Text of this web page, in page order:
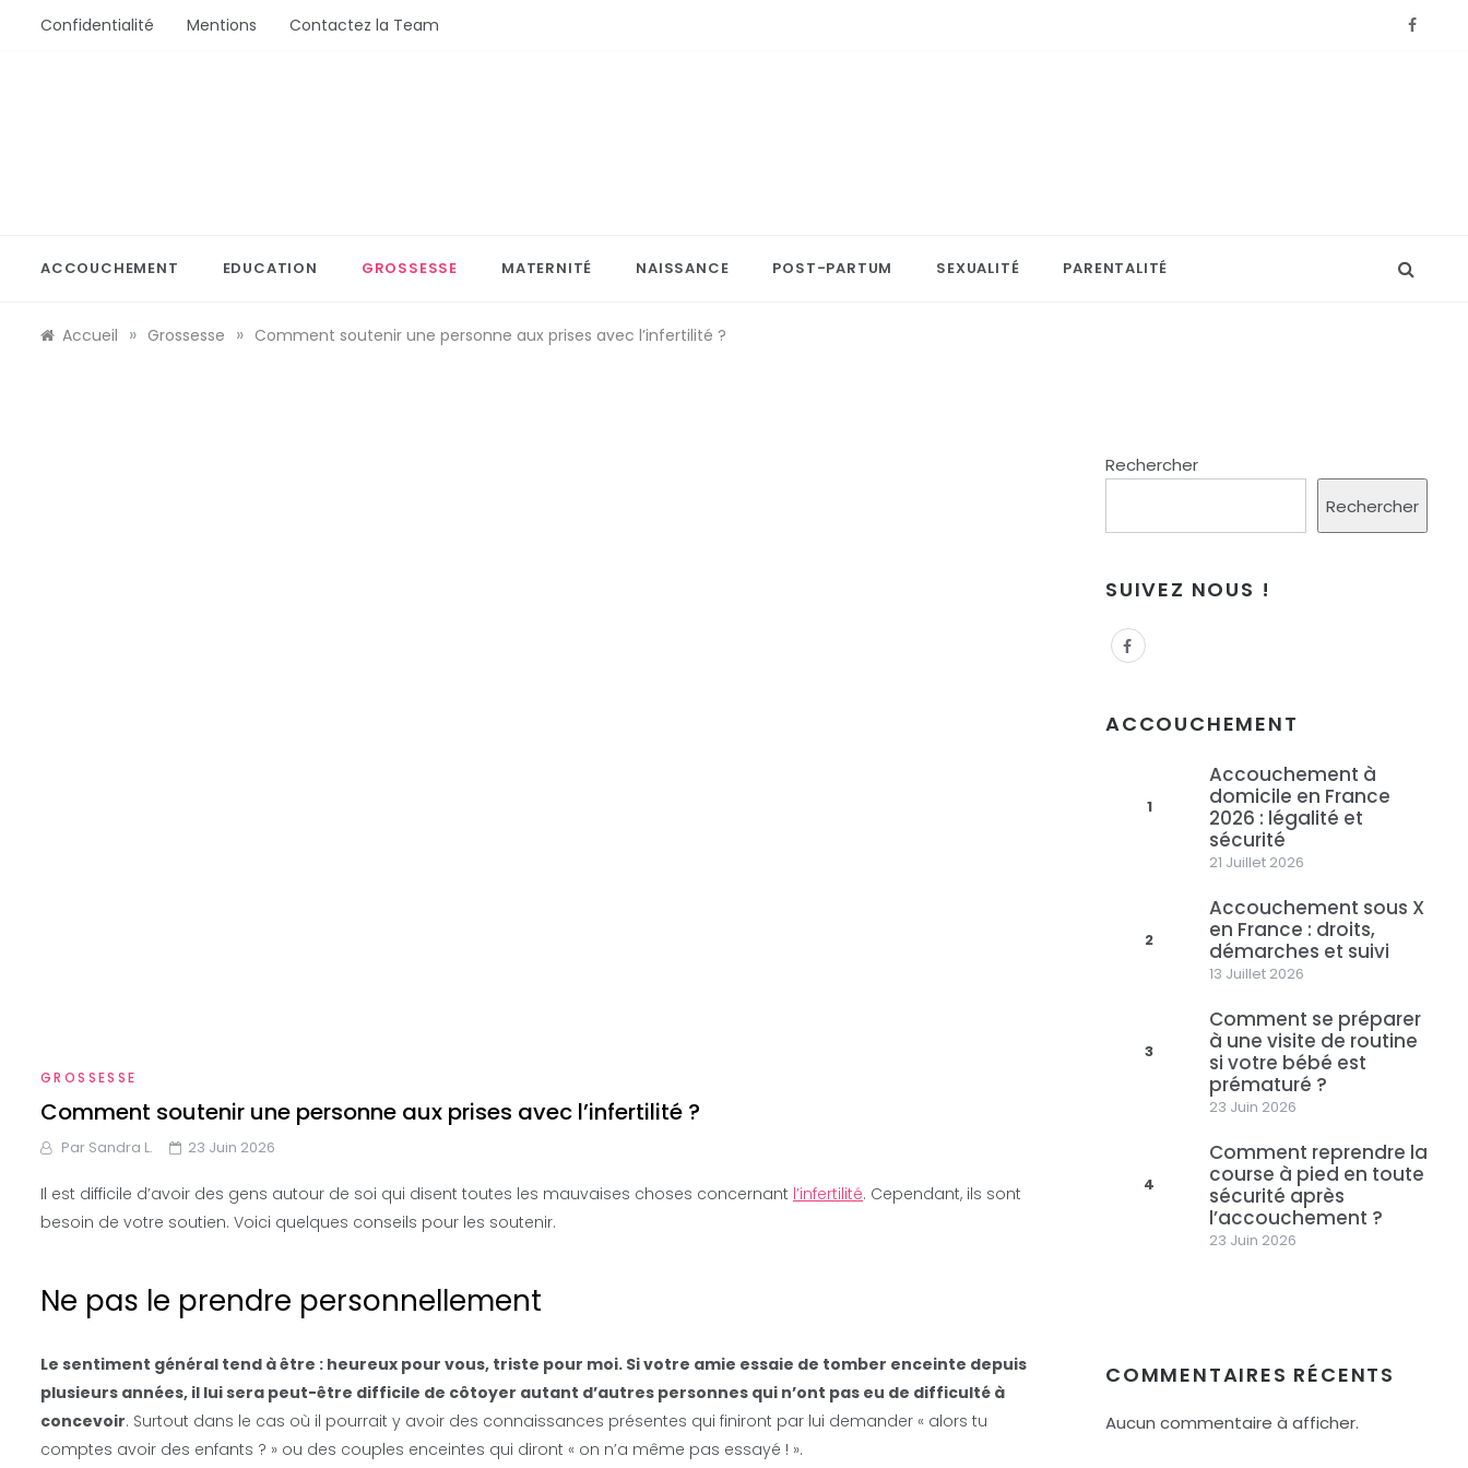
Confidentialité Mentions Contactez la Team
ACCOUCHEMENT EDUCATION GROSSESSE MATERNITÉ NAISSANCE POST-PARTUM SEXUALITÉ PARENTALITÉ
Accueil » Grossesse » Comment soutenir une personne aux prises avec l’infertilité ?
GROSSESSE
Comment soutenir une personne aux prises avec l’infertilité ?
Par Sandra L. 23 Juin 2026
Il est difficile d’avoir des gens autour de soi qui disent toutes les mauvaises choses concernant l’infertilité. Cependant, ils sont
besoin de votre soutien. Voici quelques conseils pour les soutenir.
Ne pas le prendre personnellement
Le sentiment général tend à être : heureux pour vous, triste pour moi. Si votre amie essaie de tomber enceinte depuis
plusieurs années, il lui sera peut-être difficile de côtoyer autant d’autres personnes qui n’ont pas eu de difficulté à
concevoir. Surtout dans le cas où il pourrait y avoir des connaissances présentes qui finiront par lui demander « alors tu
comptes avoir des enfants ? » ou des couples enceintes qui diront « on n’a même pas essayé ! ».
Rechercher
Rechercher
SUIVEZ NOUS !
ACCOUCHEMENT
1
Accouchement à
domicile en France
2026 : légalité et
sécurité
21 Juillet 2026
2
Accouchement sous X
en France : droits,
démarches et suivi
13 Juillet 2026
3
Comment se préparer
à une visite de routine
si votre bébé est
prématuré ?
23 Juin 2026
4
Comment reprendre la
course à pied en toute
sécurité après
l’accouchement ?
23 Juin 2026
COMMENTAIRES RÉCENTS
Aucun commentaire à afficher.